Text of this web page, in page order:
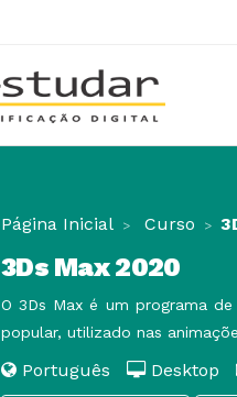
Página Inicial Curso
3Ds Max 2020
O 3Ds Max é um programa
popular, utilizado nas
Português Desktop